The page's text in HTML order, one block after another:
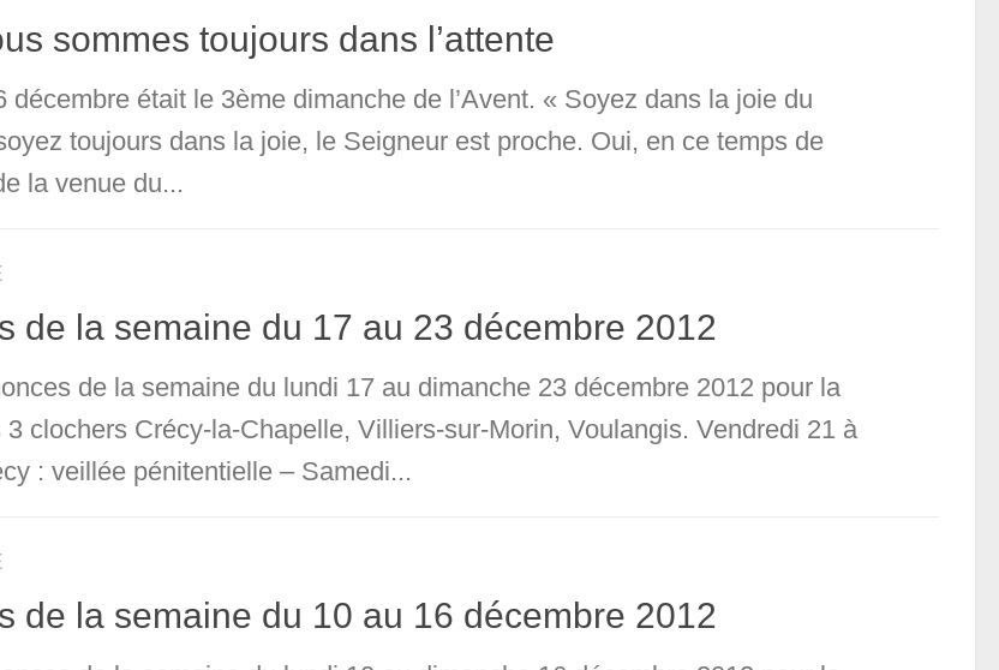
sommes toujours dans l’attente
décembre était le 3ème dimanche de l’Avent. « Soyez dans la joie du
toujours dans la joie, le Seigneur est proche. Oui, en ce temps de
la venue du...
de la semaine du 17 au 23 décembre 2012
de la semaine du lundi 17 au dimanche 23 décembre 2012 pour la
3 clochers Crécy-la-Chapelle, Villiers-sur-Morin, Voulangis. Vendredi 21 à
: veillée pénitentielle – Samedi...
de la semaine du 10 au 16 décembre 2012